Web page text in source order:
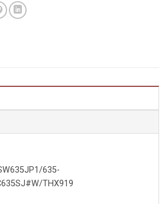
635-
THX919